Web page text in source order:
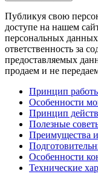
Публикуя свою
доступе на нашем
персональных данных
ответственность за
предоставляемых
продаем и не
Принцип
Особенности
Принцип
Полезные
Преимущества
Особенности
Технические